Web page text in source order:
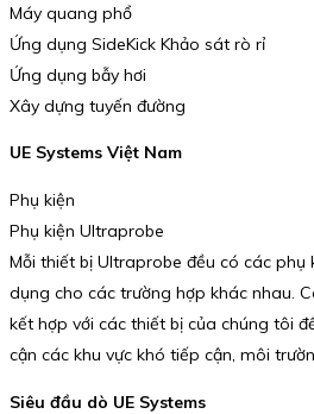
Máy quang phổ
Ứng dụng SideKick Khảo sát rò rỉ
Ứng dụng bẫy hơi
Xây dựng tuyến đường
UE Systems Việt Nam
Phụ kiện
Phụ kiện Ultraprobe
Mỗi thiết bị Ultraprobe đều có các phụ
dụng cho các trường hợp khác nhau.
kết hợp với các thiết bị của chúng tôi
cận các khu vực khó tiếp cận, môi
Siêu đầu dò UE Systems